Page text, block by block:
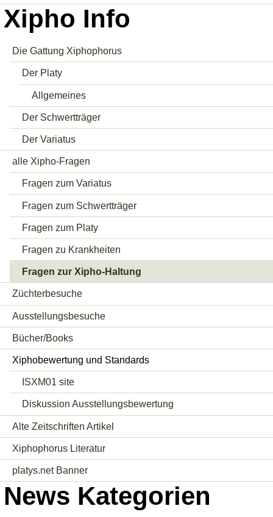
Xipho Info
Die Gattung Xiphophorus
Der Platy
Allgemeines
Der Schwertträger
Der Variatus
alle Xipho-Fragen
Fragen zum Variatus
Fragen zum Schwertträger
Fragen zum Platy
Fragen zu Krankheiten
Fragen zur Xipho-Haltung
Züchterbesuche
Ausstellungsbesuche
Bücher/Books
Xiphobewertung und Standards
ISXM01 site
Diskussion Ausstellungsbewertung
Alte Zeitschriften Artikel
Xiphophorus Literatur
platys.net Banner
News Kategorien